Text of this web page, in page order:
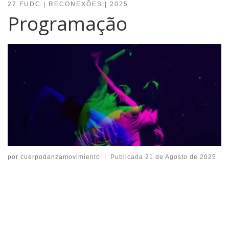
27 FUDC | RECONEXÕES | 2025
Programação
por cuerpodanzamovimiento Publicada 21 de Agosto de 2025